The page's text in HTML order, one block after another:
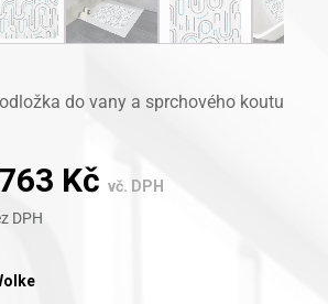
do vany a sprchového koutu
763 Kč vč. DPH
DPH